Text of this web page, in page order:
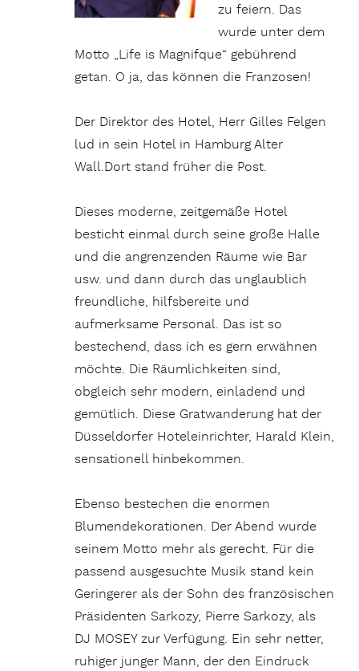
zu feiern. Das
wurde unter dem
Motto „Life is Magnifque“ gebührend
getan. O ja, das können die Franzosen!
Der Direktor des Hotel, Herr Gilles Felgen
lud in sein Hotel in Hamburg Alter
Wall.Dort stand früher die Post.
Dieses moderne, zeitgemäße Hotel
besticht einmal durch seine große Halle
und die angrenzenden Räume wie Bar
usw. und dann durch das unglaublich
freundliche, hilfsbereite und
aufmerksame Personal. Das ist so
bestechend, dass ich es gern erwähnen
möchte. Die Räumlichkeiten sind,
obgleich sehr modern, einladend und
gemütlich. Diese Gratwanderung hat der
Düsseldorfer Hoteleinrichter, Harald Klein,
sensationell hinbekommen.
Ebenso bestechen die enormen
Blumendekorationen. Der Abend wurde
seinem Motto mehr als gerecht. Für die
passend ausgesuchte Musik stand kein
Geringerer als der Sohn des französischen
Präsidenten Sarkozy, Pierre Sarkozy, als
DJ MOSEY zur Verfügung. Ein sehr netter,
ruhiger junger Mann, der den Eindruck